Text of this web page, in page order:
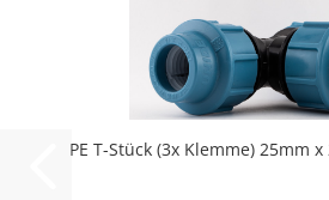
PE T-Stück (3x Klemme) 25mm